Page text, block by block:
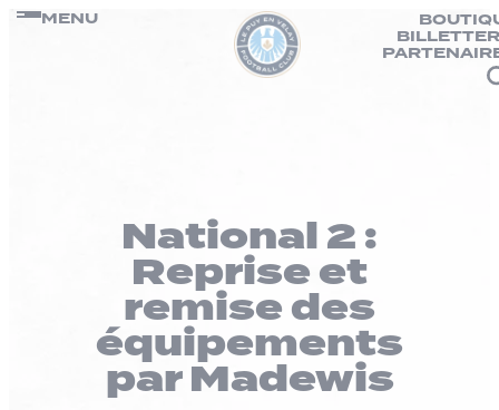
Passer
MENU
National 2 :
Reprise et
remise des
équipements
par Madewis
Panneau de gestion des cookies